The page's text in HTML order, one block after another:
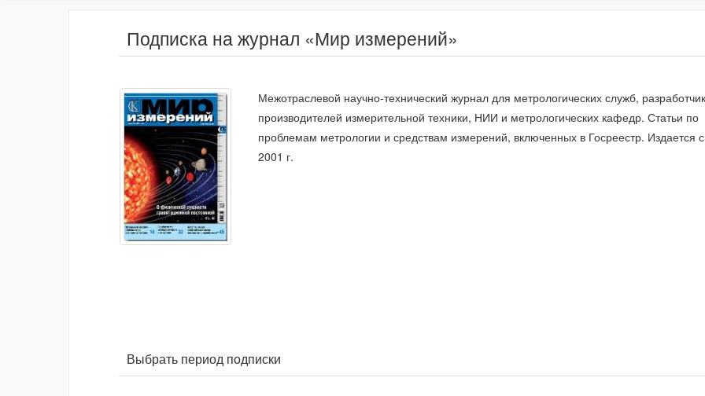
Подписка на журнал «Мир измерений»
Межотраслевой научно-технический журнал для метрологических служб,
производителей измерительной техники, НИИ и метрологических кафедр. Статьи по
проблемам метрологии и средствам измерений, включенных в Госреестр. Издается с
2001 г.
Выбрать период подписки